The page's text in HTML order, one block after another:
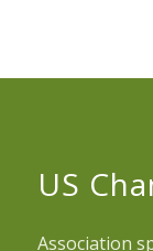
US
Association